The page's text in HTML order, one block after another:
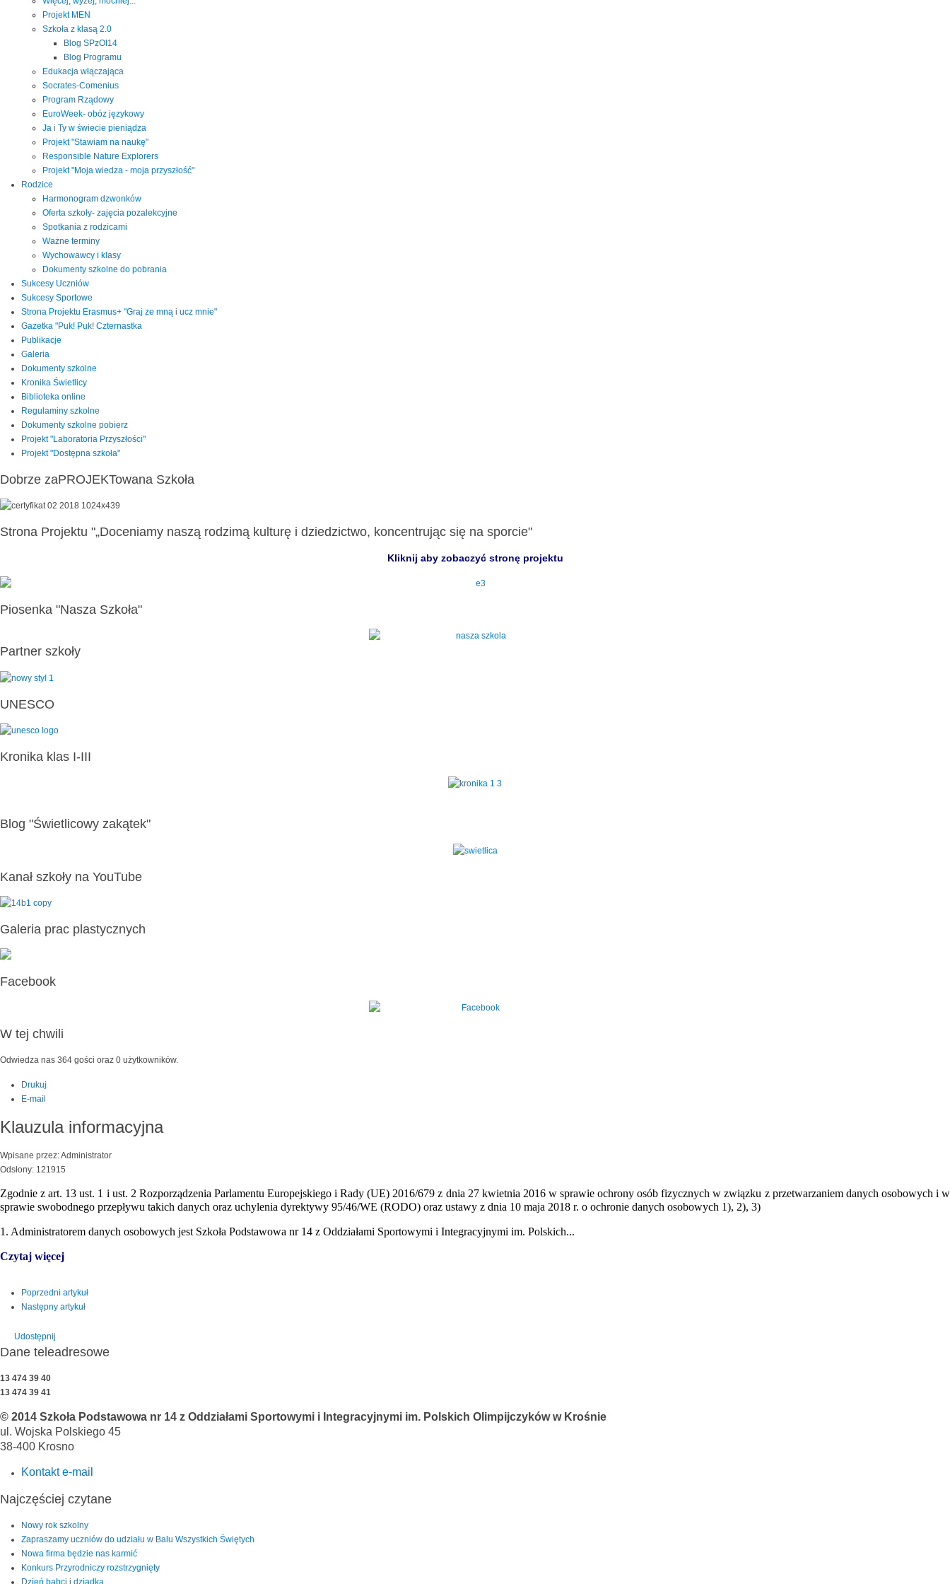
Projekt MEN
Szkoła z klasą 2.0
Blog SPzOI14
Blog Programu
Edukacja włączająca
Socrates-Comenius
Program Rządowy
EuroWeek- obóz językowy
Ja i Ty w świecie pieniądza
Projekt "Stawiam na naukę"
Responsible Nature Explorers
Projekt "Moja wiedza - moja przyszłość"
Rodzice
Harmonogram dzwonków
Oferta szkoły- zajęcia pozalekcyjne
Spotkania z rodzicami
Ważne terminy
Wychowawcy i klasy
Dokumenty szkolne do pobrania
Sukcesy Uczniów
Sukcesy Sportowe
Strona Projektu Erasmus+ "Graj ze mną i ucz mnie"
Gazetka "Puk! Puk! Czternastka
Publikacje
Galeria
Dokumenty szkolne
Kronika Świetlicy
Biblioteka online
Regulaminy szkolne
Dokumenty szkolne pobierz
Projekt "Laboratoria Przyszłości"
Projekt "Dostępna szkoła"
Dobrze zaPROJEKTowana Szkoła
Strona Projektu "„Doceniamy naszą rodzimą kulturę i dziedzictwo, koncentrując się na sporcie"
Kliknij aby zobaczyć stronę projektu
Piosenka "Nasza Szkoła"
Partner szkoły
UNESCO
Kronika klas I-III
Blog "Świetlicowy zakątek"
Kanał szkoły na YouTube
Galeria prac plastycznych
Facebook
W tej chwili
Odwiedza nas 364 gości oraz 0 użytkowników.
Drukuj
E-mail
Klauzula informacyjna
Wpisane przez: Administrator
Odsłony: 121915
Zgodnie z art. 13 ust. 1 i ust. 2 Rozporządzenia Parlamentu Europejskiego i Rady (UE) 2016/679 z dnia 27 kwietnia 2016 w sprawie ochrony osób fizycznych w związku z przetwarzaniem danych osobowych i w
sprawie swobodnego przepływu takich danych oraz uchylenia dyrektywy 95/46/WE (RODO) oraz ustawy z dnia 10 maja 2018 r. o ochronie danych osobowych 1), 2), 3)
1. Administratorem danych osobowych jest Szkoła Podstawowa nr 14 z Oddziałami Sportowymi i Integracyjnymi im. Polskich...
Czytaj więcej
Poprzedni artykuł
Następny artykuł
Udostępnij
Dane teleadresowe
13 474 39 40
13 474 39 41
© 2014 Szkoła Podstawowa nr 14 z Oddziałami Sportowymi i Integracyjnymi im. Polskich Olimpijczyków w Krośnie
ul. Wojska Polskiego 45
38-400 Krosno
Kontakt e-mail
Najczęściej czytane
Nowy rok szkolny
Zapraszamy uczniów do udziału w Balu Wszystkich Świętych
Nowa firma będzie nas karmić
Konkurs Przyrodniczy rozstrzygnięty
Dzień babci i dziadka